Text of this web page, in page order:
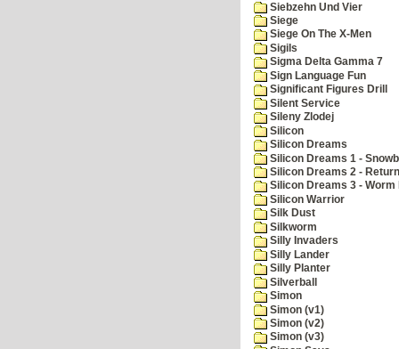
Siebzehn Und Vier
Siege
Siege On The X-Men
Sigils
Sigma Delta Gamma 7
Sign Language Fun
Significant Figures Drill
Silent Service
Sileny Zlodej
Silicon
Silicon Dreams
Silicon Dreams 1 -
Silicon Dreams 2 -
Silicon Dreams 3 - Worm
Silicon Warrior
Silk Dust
Silkworm
Silly Invaders
Silly Lander
Silly Planter
Silverball
Simon
Simon (v1)
Simon (v2)
Simon (v3)